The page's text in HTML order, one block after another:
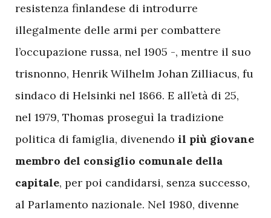
resistenza finlandese di introdurre
illegalmente delle armi per combattere
l’occupazione russa, nel 1905 -, mentre il suo
trisnonno, Henrik Wilhelm Johan Zilliacus, fu
sindaco di Helsinki nel 1866. E all’età di 25,
nel 1979, Thomas proseguì la tradizione
politica di famiglia, divenendo il più giovane
membro del consiglio comunale della
capitale, per poi candidarsi, senza successo,
al Parlamento nazionale. Nel 1980, divenne